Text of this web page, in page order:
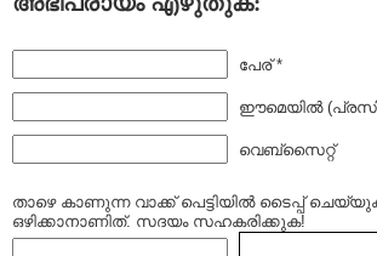
പേര് *
ഈമെയില്‍
വെബ്സൈറ്റ്
താഴെ കാണുന്ന വാക്ക് പെട്ടിയില്‍ ടൈപ്പ്‌
ഒഴിക്കാനാണിത്. സദയം സഹകരിക്കുക!